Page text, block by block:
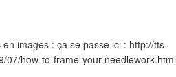
images : ça se passe ici : http://tts-
07/how-to-frame-your-needlework.html